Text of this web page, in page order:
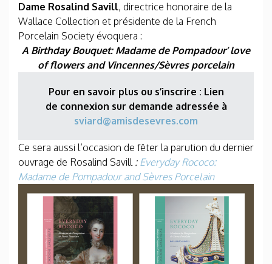
Dame Rosalind Savill, directrice honoraire de la
Wallace Collection et présidente de la French
Porcelain Society évoquera :
A Birthday Bouquet: Madame de Pompadour’ love
of flowers and Vincennes/Sèvres porcelain
Pour en savoir plus ou s’inscrire : Lien
de connexion sur demande adressée à
sviard@amisdesevres.com
Ce sera aussi l’occasion de fêter la parution du dernier
ouvrage de Rosalind Savill :Everyday Rococo:
Madame de Pompadour and Sèvres Porcelain